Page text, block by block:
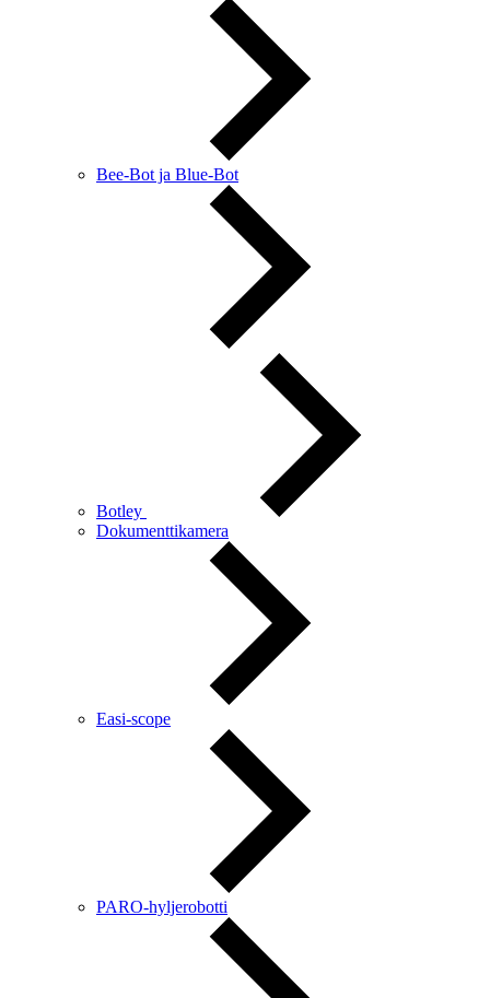
Bee-Bot ja Blue-Bot
Botley
Dokumenttikamera
Easi-scope
PARO-hyljerobotti